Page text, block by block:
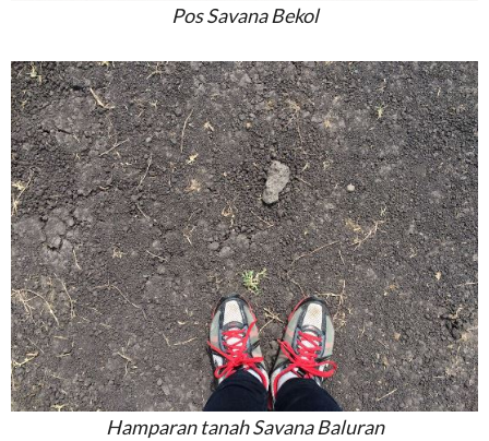
Pos Savana Bekol
Hamparan tanah Savana Baluran